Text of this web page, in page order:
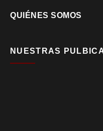
QUIÉNES SOMOS
NUESTRAS